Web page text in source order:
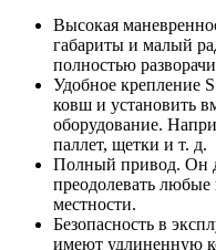
Высокая
габариты и малый
полностью
Удобное крепление
ковш и установить
оборудование.
паллет, щетки и т. д.
Полный привод. Он
преодолевать
местности.
Безопасность в
имеют удлиненную